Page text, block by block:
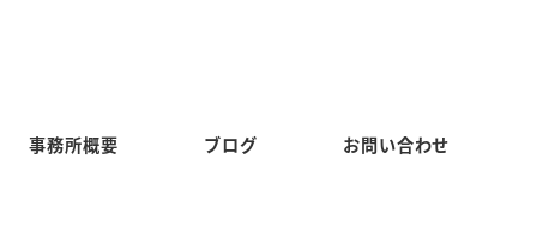
事務所概要 ブログ お問い合わせ